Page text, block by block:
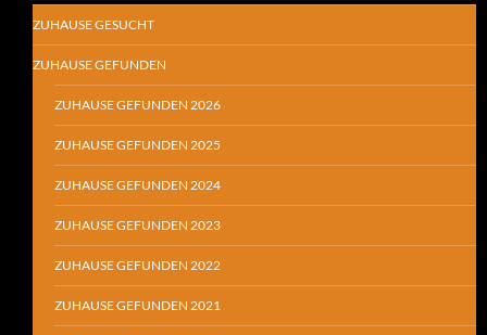
ZUHAUSE GESUCHT
ZUHAUSE GEFUNDEN
ZUHAUSE GEFUNDEN 2026
ZUHAUSE GEFUNDEN 2025
ZUHAUSE GEFUNDEN 2024
ZUHAUSE GEFUNDEN 2023
ZUHAUSE GEFUNDEN 2022
ZUHAUSE GEFUNDEN 2021